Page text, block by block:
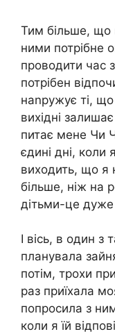
Тим більше, що
ними потрібне
проводити час
потрібен
наnружує ті,
вихідні
питає мене Чи
єдині дні, коли
виходить, що я
більше, ніж на
дітьми-це дуже
І вісь, в один з
планувала
потім, трохи
раз приїхала
попросила з
коли я їй